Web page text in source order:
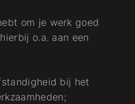
om je werk goed
o.a. aan een
bij het